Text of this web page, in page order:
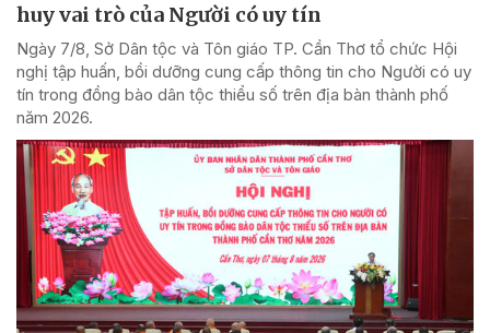
huy vai trò của Người có uy tín
Ngày 7/8, Sở Dân tộc và Tôn giáo TP. Cần Thơ tổ chức Hội
nghị tập huấn, bồi dưỡng cung cấp thông tin cho Người có uy
tín trong đồng bào dân tộc thiểu số trên địa bàn thành phố
năm 2026.